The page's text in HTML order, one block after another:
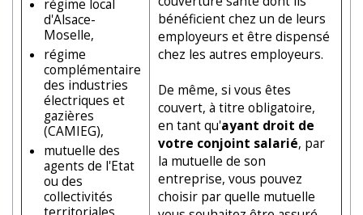
régime local
d'Alsace-
Moselle,
régime
complémentaire
des industries
électriques et
gazières
(CAMIEG),
mutuelle des
agents de l'Etat
ou des
collectivités
bénéficient chez un de leurs
employeurs et être dispensé
chez les autres employeurs.
De même, si vous êtes
couvert, à titre obligatoire,
en tant qu'ayant droit de
votre conjoint salarié, par
la mutuelle de son
entreprise, vous pouvez
choisir par quelle mutuelle